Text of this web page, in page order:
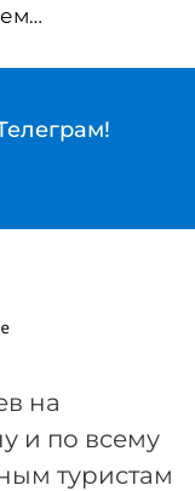
на
и по всему
туристам